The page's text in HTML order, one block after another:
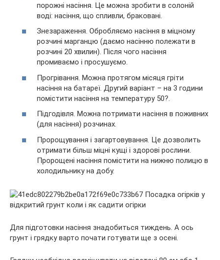
порожні насіння. Це можна зробити в солоній
воді: насіння, що спливли, браковані.
Знезараження. Обробляємо насіння в міцному
розчині марганцю (даємо насінню полежати в
розчині 20 хвилин). Після чого насіння
промиваємо і просушуємо.
Прогрівання. Можна протягом місяця гріти
насіння на батареї. Другий варіант – на 3 години
помістити насіння на температуру 50?.
Підгодівля. Можна потримати насіння в поживних
(для насіння) розчинах.
Пророщування і загартовування. Це дозволить
отримати більш міцні кущі і здорові рослини.
Пророщені насіння помістити на нижню полицю в
холодильнику на добу.
Для підготовки насіння знадобиться тиждень. А ось
грунт і грядку варто почати готувати ще з осені.